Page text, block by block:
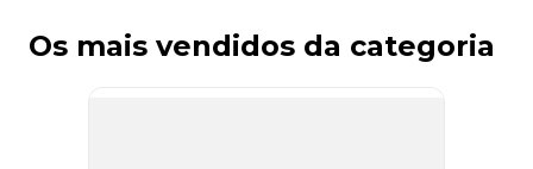
Os mais vendidos da categoria